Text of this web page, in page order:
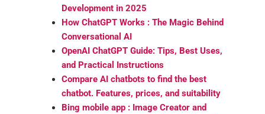
Development in 2025
How ChatGPT Works : The Magic Behind
Conversational AI
OpenAI ChatGPT Guide: Tips, Best Uses,
and Practical Instructions
Compare AI chatbots to find the best
chatbot. Features, prices, and suitability
Bing mobile app : Image Creator and